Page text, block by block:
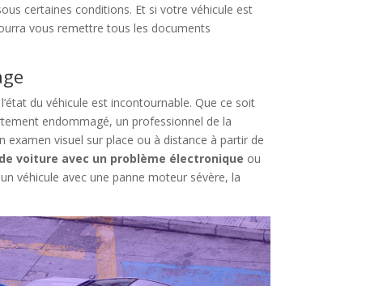
certaines conditions. Et si votre véhicule est
vous remettre tous les documents
du véhicule est incontournable. Que ce soit
endommagé, un professionnel de la
visuel sur place ou à distance à partir de
voiture avec un problème électronique ou
véhicule avec une panne moteur sévère, la